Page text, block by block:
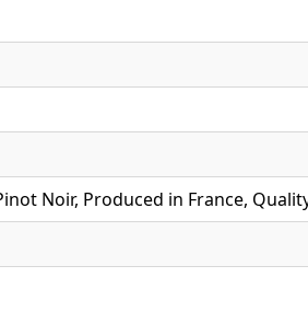
Noir, Produced in France,